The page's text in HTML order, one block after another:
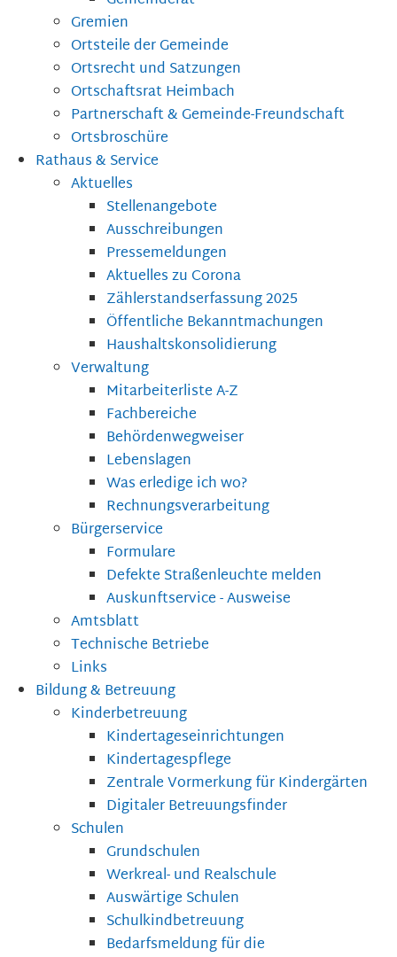
Gremien
Ortsteile der Gemeinde
Ortsrecht und Satzungen
Ortschaftsrat Heimbach
Partnerschaft & Gemeinde-Freundschaft
Ortsbroschüre
Rathaus & Service
Aktuelles
Stellenangebote
Ausschreibungen
Pressemeldungen
Aktuelles zu Corona
Zählerstandserfassung 2025
Öffentliche Bekanntmachungen
Haushaltskonsolidierung
Verwaltung
Mitarbeiterliste A-Z
Fachbereiche
Behördenwegweiser
Lebenslagen
Was erledige ich wo?
Rechnungsverarbeitung
Bürgerservice
Formulare
Defekte Straßenleuchte melden
Auskunftservice - Ausweise
Amtsblatt
Technische Betriebe
Links
Bildung & Betreuung
Kinderbetreuung
Kindertageseinrichtungen
Kindertagespflege
Zentrale Vormerkung für Kindergärten
Digitaler Betreuungsfinder
Schulen
Grundschulen
Werkreal- und Realschule
Auswärtige Schulen
Schulkindbetreuung
Bedarfsmeldung für die